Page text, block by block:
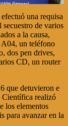
una requisa
de varios
a la causa,
un teléfono
dos pen drives,
CD, un router
que detuvieron e
Científica realizó
los elementos
para avanzar en la